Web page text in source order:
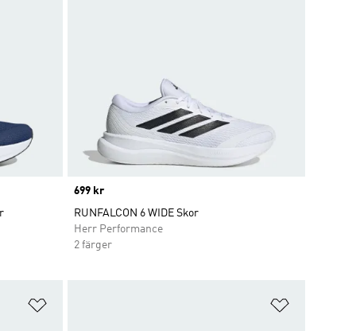
Price
699 kr
RUNFALCON 6 WIDE Skor
Herr Performance
2 färger